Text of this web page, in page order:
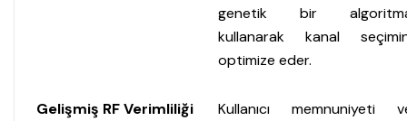
genetik bir
kullanarak kanal
optimize eder.
Gelişmiş RF Verimliliği
Kullanıcı memnuniyeti